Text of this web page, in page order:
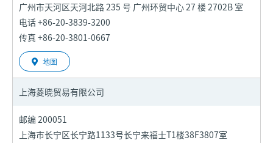
广州市天河区天河北路 235 号 广州环贸中心 27 楼 2702B 室
电话 +86-20-3839-3200
传真 +86-20-3801-0667
地图
上海菱晓贸易有限公司
邮编 200051
上海市长宁区长宁路1133号长宁来福士T1楼38F3807室